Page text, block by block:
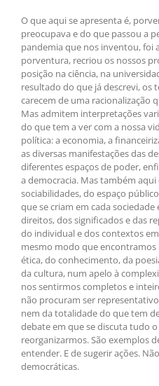
O que aqui se apresenta é,
preocupava e do que passou a
pandemia que nos inventou, foi
porventura, recriou os nossos
posição na ciência, na
resultado do que já descrevi, os
carecem de uma racionalização
Mas admitem interpretações
do que tem a ver com a nossa
política: a economia, a
as diversas manifestações das
diferentes espaços de poder,
a democracia. Mas também
sociabilidades, do espaço
que se criam em cada
direitos, dos significados e das
do individual e dos contextos
mesmo modo que encontramos
ética, do conhecimento, da
da cultura, num apelo à
nos sentirmos completos e
não procuram ser
nem da totalidade do que tem
debate em que se discuta tudo
reorganizarmos. São exemplos
entender. E de sugerir ações.
democráticas.